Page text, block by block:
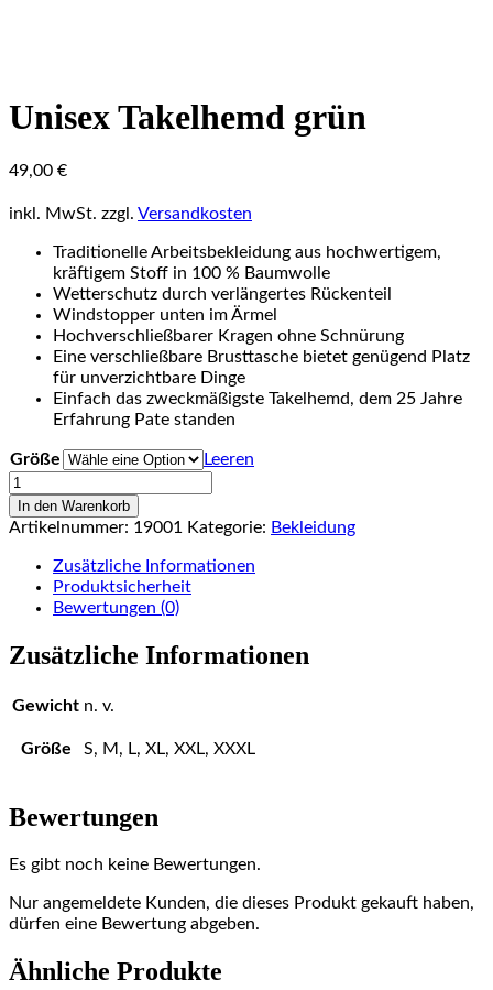
Unisex Takelhemd grün
49,00 €
inkl. MwSt. zzgl. Versandkosten
Traditionelle Arbeitsbekleidung aus hochwertigem,
kräftigem Stoff in 100 % Baumwolle
Wetterschutz durch verlängertes Rückenteil
Windstopper unten im Ärmel
Hochverschließbarer Kragen ohne Schnürung
Eine verschließbare Brusttasche bietet genügend Platz
für unverzichtbare Dinge
Einfach das zweckmäßigste Takelhemd, dem 25 Jahre
Erfahrung Pate standen
Größe
Leeren
Unisex
Takelhemd
grün
In den Warenkorb
Artikelnummer: 19001 Kategorie: Bekleidung
Zusätzliche Informationen
Produktsicherheit
Bewertungen (0)
Zusätzliche Informationen
Gewicht n. v.
Größe S, M, L, XL, XXL, XXXL
Bewertungen
Es gibt noch keine Bewertungen.
Nur angemeldete Kunden, die dieses Produkt gekauft haben,
dürfen eine Bewertung abgeben.
Ähnliche Produkte